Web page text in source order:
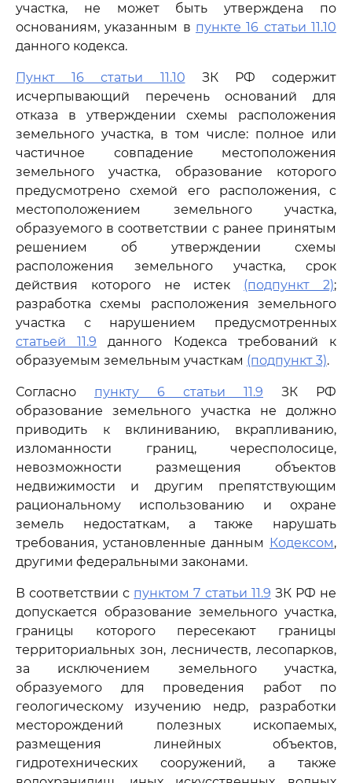
участка, не может быть утверждена по
основаниям, указанным в пункте 16 статьи 11.10
данного кодекса.
Пункт 16 статьи 11.10 ЗК РФ содержит
исчерпывающий перечень оснований для
отказа в утверждении схемы расположения
земельного участка, в том числе: полное или
частичное совпадение местоположения
земельного участка, образование которого
предусмотрено схемой его расположения, с
местоположением земельного участка,
образуемого в соответствии с ранее принятым
решением об утверждении схемы
расположения земельного участка, срок
действия которого не истек (подпункт 2);
разработка схемы расположения земельного
участка с нарушением предусмотренных
статьей 11.9 данного Кодекса требований к
образуемым земельным участкам (подпункт 3).
Согласно пункту 6 статьи 11.9 ЗК РФ
образование земельного участка не должно
приводить к вклиниванию, вкрапливанию,
изломанности границ, чересполосице,
невозможности размещения объектов
недвижимости и другим препятствующим
рациональному использованию и охране
земель недостаткам, а также нарушать
требования, установленные данным Кодексом,
другими федеральными законами.
В соответствии с пунктом 7 статьи 11.9 ЗК РФ не
допускается образование земельного участка,
границы которого пересекают границы
территориальных зон, лесничеств, лесопарков,
за исключением земельного участка,
образуемого для проведения работ по
геологическому изучению недр, разработки
месторождений полезных ископаемых,
размещения линейных объектов,
гидротехнических сооружений, а также